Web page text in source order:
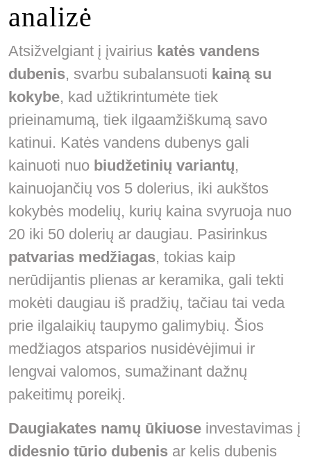
analizė
Atsižvelgiant į įvairius katės vandens
dubenis, svarbu subalansuoti kainą su
kokybe, kad užtikrintumėte tiek
prieinamumą, tiek ilgaamžiškumą savo
katinui. Katės vandens dubenys gali
kainuoti nuo biudžetinių variantų,
kainuojančių vos 5 dolerius, iki aukštos
kokybės modelių, kurių kaina svyruoja nuo
20 iki 50 dolerių ar daugiau. Pasirinkus
patvarias medžiagas, tokias kaip
nerūdijantis plienas ar keramika, gali tekti
mokėti daugiau iš pradžių, tačiau tai veda
prie ilgalaikių taupymo galimybių. Šios
medžiagos atsparios nusidėvėjimui ir
lengvai valomos, sumažinant dažnų
pakeitimų poreikį.
Daugiakates namų ūkiuose investavimas į
didesnio tūrio dubenis ar kelis dubenis